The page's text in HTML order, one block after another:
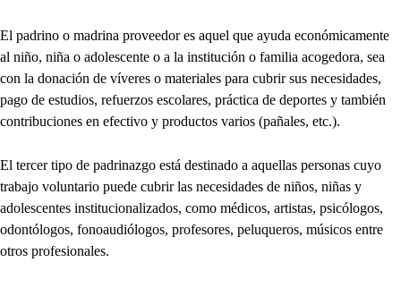
El padrino o madrina proveedor es aquel que ayuda económicamente
al niño, niña o adolescente o a la institución o familia acogedora, sea
con la donación de víveres o materiales para cubrir sus necesidades,
pago de estudios, refuerzos escolares, práctica de deportes y también
contribuciones en efectivo y productos varios (pañales, etc.).
El tercer tipo de padrinazgo está destinado a aquellas personas cuyo
trabajo voluntario puede cubrir las necesidades de niños, niñas y
adolescentes institucionalizados, como médicos, artistas, psicólogos,
odontólogos, fonoaudiólogos, profesores, peluqueros, músicos entre
otros profesionales.